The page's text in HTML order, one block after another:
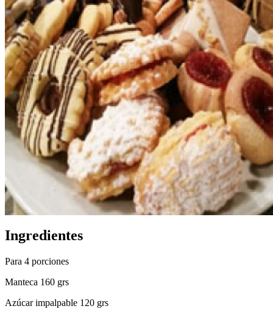
Ingredientes
Para 4 porciones
Manteca 160 grs
Azúcar impalpable 120 grs